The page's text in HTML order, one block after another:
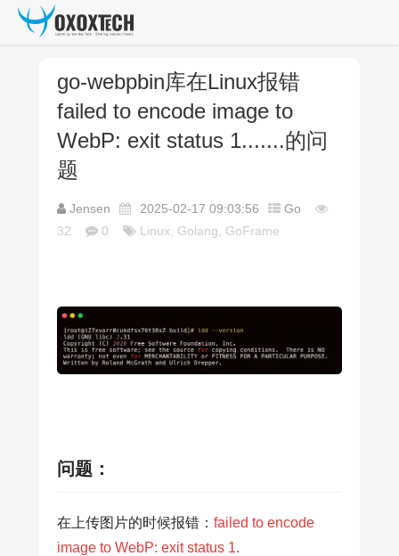
go-webpbin库在Linux报错
failed to encode image to
WebP: exit status 1.......的问
题
Jensen 2025-02-17 09:03:56
Go
32
0 Linux, Golang, GoFrame
问题：
在上传图片的时候报错： failed to encode
image to WebP: exit status 1.